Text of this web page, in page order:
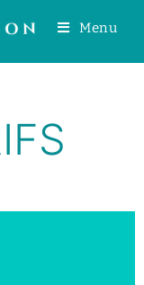
Menu